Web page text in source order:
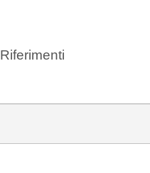
Riferimenti